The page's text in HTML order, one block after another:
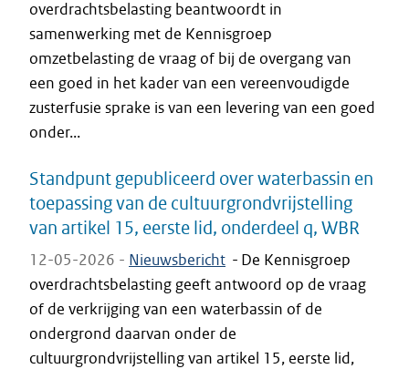
overdrachtsbelasting beantwoordt in
samenwerking met de Kennisgroep
omzetbelasting de vraag of bij de overgang van
een goed in het kader van een vereenvoudigde
zusterfusie sprake is van een levering van een goed
onder...
Standpunt gepubliceerd over waterbassin en
toepassing van de cultuurgrondvrijstelling
van artikel 15, eerste lid, onderdeel q, WBR
12-05-2026 - Nieuwsbericht - De Kennisgroep
overdrachtsbelasting geeft antwoord op de vraag
of de verkrijging van een waterbassin of de
ondergrond daarvan onder de
cultuurgrondvrijstelling van artikel 15, eerste lid,